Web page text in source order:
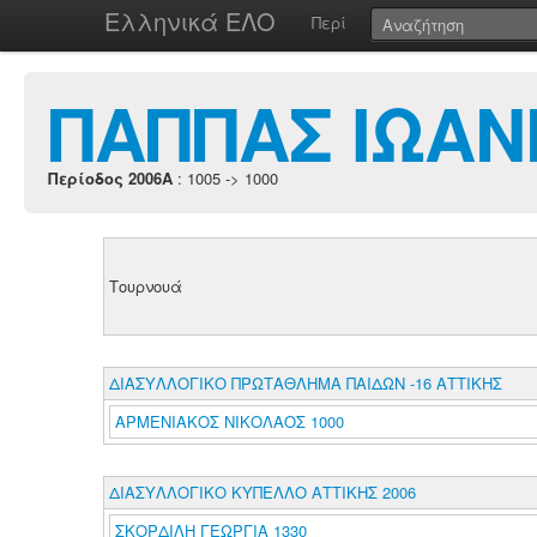
Ελληνικά ΕΛΟ Περί
ΠΑΠΠΑΣ
Περίοδος 2006A : 1005 -> 1000
Τουρνουά
ΔΙΑΣΥΛΛΟΓΙΚΟ ΠΡΩΤΑΘΛΗΜΑ ΠΑΙΔΩΝ -16 ΑΤΤΙΚΗΣ
ΑΡΜΕΝΙΑΚΟΣ ΝΙΚΟΛΑΟΣ 1000
ΔΙΑΣΥΛΛΟΓΙΚΟ ΚΥΠΕΛΛΟ ΑΤΤΙΚΗΣ 2006
ΣΚΟΡΔΙΛΗ ΓΕΩΡΓΙΑ 1330